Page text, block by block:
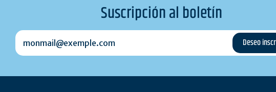
Suscripción al boletín
monmail@exemple.com